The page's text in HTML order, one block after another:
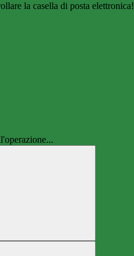
la casella di posta elettronica!